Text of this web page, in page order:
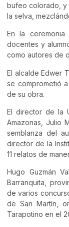
bufeo colorado, y
la selva,
En la ceremonia
docentes y
como autores de
El alcalde Edwer
se comprometió
de su obra.
El director de la
Amazonas, Julio
semblanza del
director de la
11 relatos de
Hugo Guzmán
Barranquita,
de varios
de San Martín,
Tarapotino en el